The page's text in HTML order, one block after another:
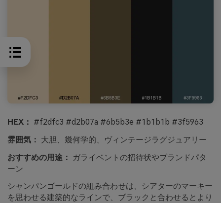
HEX： #f2dfc3 #d2b07a #6b5b3e #1b1b1b #3f5963
雰囲気： 大胆、幾何学的、ヴィンテージラグジュアリー
おすすめの用途：
ガライベントの招待状やブランドパタ
ーン
シャンパンゴールドの組み合わせは、シアターのマーキー
を思わせる建築的なラインで、ブラックと合わせるとより